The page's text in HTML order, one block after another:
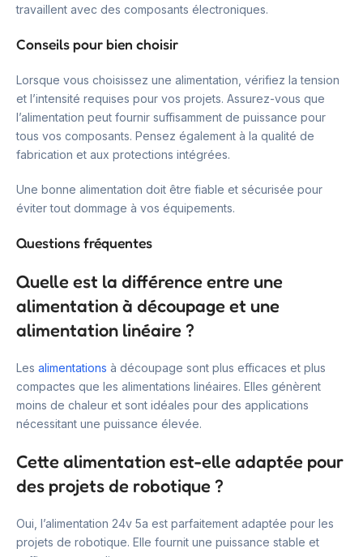
travaillent avec des composants électroniques.
Conseils pour bien choisir
Lorsque vous choisissez une alimentation, vérifiez la tension
et l’intensité requises pour vos projets. Assurez-vous que
l’alimentation peut fournir suffisamment de puissance pour
tous vos composants. Pensez également à la qualité de
fabrication et aux protections intégrées.
Une bonne alimentation doit être fiable et sécurisée pour
éviter tout dommage à vos équipements.
Questions fréquentes
Quelle est la différence entre une
alimentation à découpage et une
alimentation linéaire ?
Les alimentations à découpage sont plus efficaces et plus
compactes que les alimentations linéaires. Elles génèrent
moins de chaleur et sont idéales pour des applications
nécessitant une puissance élevée.
Cette alimentation est-elle adaptée pour
des projets de robotique ?
Oui, l’alimentation 24v 5a est parfaitement adaptée pour les
projets de robotique. Elle fournit une puissance stable et